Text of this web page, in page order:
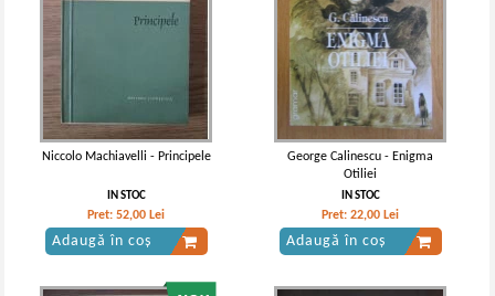
Niccolo Machiavelli - Principele
IN STOC
Pret:52,00 Lei
Adaugă în coș
George Calinescu - Enigma
Otiliei
IN STOC
Pret:22,00 Lei
Adaugă în coș